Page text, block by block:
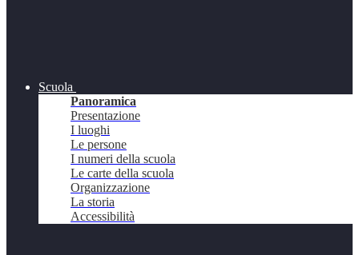
Scuola
Panoramica
Presentazione
I luoghi
Le persone
I numeri della scuola
Le carte della scuola
Organizzazione
La storia
Accessibilità